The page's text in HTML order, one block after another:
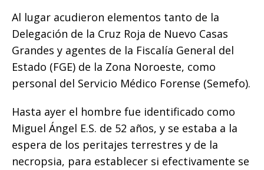
Al lugar acudieron elementos tanto de la
Delegación de la Cruz Roja de Nuevo Casas
Grandes y agentes de la Fiscalía General del
Estado (FGE) de la Zona Noroeste, como
personal del Servicio Médico Forense (Semefo).
Hasta ayer el hombre fue identificado como
Miguel Ángel E.S. de 52 años, y se estaba a la
espera de los peritajes terrestres y de la
necropsia, para establecer si efectivamente se